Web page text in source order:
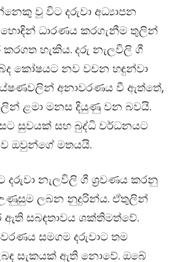
වූ විට දරුවා අධ්‍යාපන
ධාරණය කරගැනීම තුලින්
හැකිය. දරු නැලවිලි ගී
කෝෂයට නව වචන හඳුන්වා
අනාවරණය වී ඇත්තේ,
ළමා මනස දියුණු වන බවයි.
සුවයක් සහ බුද්ධි වර්ධනයට
ඔවුන්ගේ මතයයි.
නැලවිලි ගී ශ්‍රවණය කරනු
ලබන නුදුරින්ය. ඒතුලින්
ඇති සබඳතාවය ශක්තිමත්වේ.
සමගම දරුවාට තම
සැකයක් ඇති නොවේ. ඔබේ